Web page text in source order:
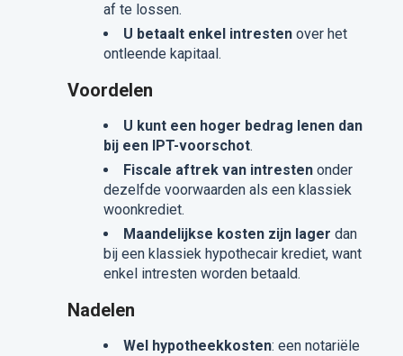
af te lossen.
U betaalt enkel intrestenover het
ontleende kapitaal.
Voordelen
U kunt een hoger bedrag lenen dan
bij een IPT-voorschot.
Fiscale aftrek van intrestenonder
dezelfde voorwaarden als een klassiek
woonkrediet.
Maandelijkse kosten zijn lager dan
bij een klassiek hypothecair krediet, want
enkel intresten worden betaald.
Nadelen
Wel hypotheekkosten: een notariële